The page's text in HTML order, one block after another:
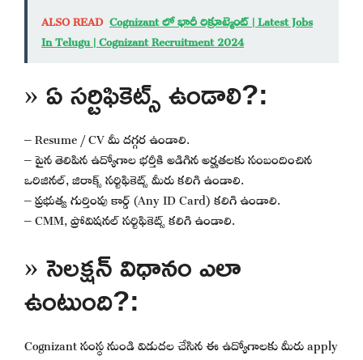
ALSO READ Cognizant లో భారీ రిక్రూట్మెంట్ | Latest Jobs
In Telugu | Cognizant Recruitment 2024
» ఏ సర్టిఫికెట్స్ ఉండాలి?:
– Resume / CV మీ దగ్గర ఉండాలి.
– పైన తెలిపిన ఉద్యోగాల భర్తీకి అడిగిన అర్హతలకు సంబందించిన
ఒరిజినల్, జిరాక్స్ సర్టిఫికెట్స్ మీరు కలిగి ఉండాలి.
– ప్రభుత్వ గుర్తింపు కార్డ్ (Any ID Card) కలిగి ఉండాలి.
– CMM, ప్రోవిషనల్ సర్టిఫికెట్స్ కలిగి ఉండాలి.
» సెలక్షన్ విధానం ఎలా
ఉంటుంది?:
Cognizant సంస్థ నుండి విడుదల చేసిన ఈ ఉద్యోగాలకు మీరు apply